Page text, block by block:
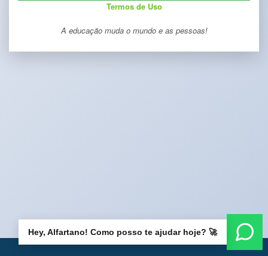
Termos de Uso
A educação muda o mundo e as pessoas!
Hey, Alfartano! Como posso te ajudar hoje? 🚀